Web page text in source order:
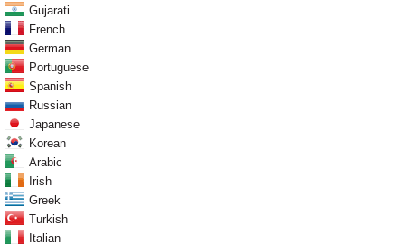
Gujarati
French
German
Portuguese
Spanish
Russian
Japanese
Korean
Arabic
Irish
Greek
Turkish
Italian